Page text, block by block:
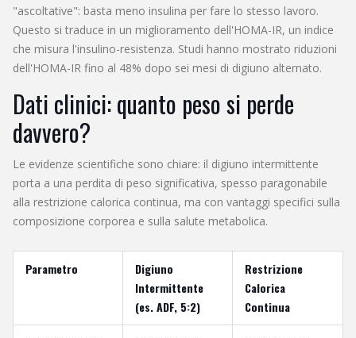
"ascoltative": basta meno insulina per fare lo stesso lavoro.
Questo si traduce in un miglioramento dell'HOMA-IR, un indice
che misura l'insulino-resistenza. Studi hanno mostrato riduzioni
dell'HOMA-IR fino al 48% dopo sei mesi di digiuno alternato.
Dati clinici: quanto peso si perde
davvero?
Le evidenze scientifiche sono chiare: il digiuno intermittente
porta a una perdita di peso significativa, spesso paragonabile
alla restrizione calorica continua, ma con vantaggi specifici sulla
composizione corporea e sulla salute metabolica.
Parametro
Digiuno
Intermittente
(es. ADF, 5:2)
Restrizione
Calorica
Continua